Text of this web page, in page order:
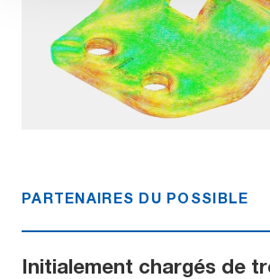
PARTENAIRES DU POSSIBLE
Initialement chargés de